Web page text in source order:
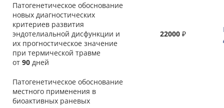
Патогенетическое обоснование
новых диагностических
критериев развития
эндотелиальной дисфункции и
их прогностическое значение
при термической травме
от 90 дней
22000 ₽
Патогенетическое обоснование
местного применения в
биоактивных раневых